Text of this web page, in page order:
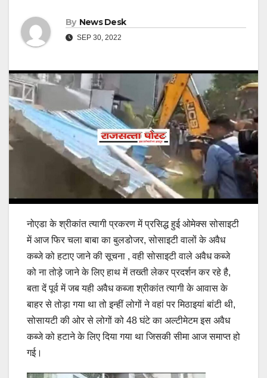
By News Desk
SEP 30, 2022
नोएडा के श्रीकांत त्यागी प्रकरण में प्रसिद्ध हुई ओमेक्स सोसाइटी
में आज फिर चला बाबा का बुलडोजर, सोसाइटी वालों के अवैध
कब्जे को हटाए जाने की सूचना , वही सोसाइटी वाले अवैध कब्जे
को ना तोड़े जाने के लिए हाथ में तख्ती लेकर प्रदर्शन कर रहे है,
बता दें पूर्व में जब यही अवैध कब्जा श्रीकांत त्यागी के आवास के
बाहर से तोड़ा गया था तो इन्हीं लोगों ने वहां पर मिठाइयां बांटी थी,
सोसायटी की ओर से लोगों को 48 घंटे का अल्टीमेटम इस अवैध
कब्जे को हटाने के लिए दिया गया था जिसकी सीमा आज समाप्त हो
गई।